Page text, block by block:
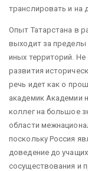
транслировать и на
Опыт Татарстана в
выходит за пределы
иных территорий. Не
развития
речь идет как о
академик Академии
коллег на большое
области
поскольку Россия
доведение до
сосуществования и